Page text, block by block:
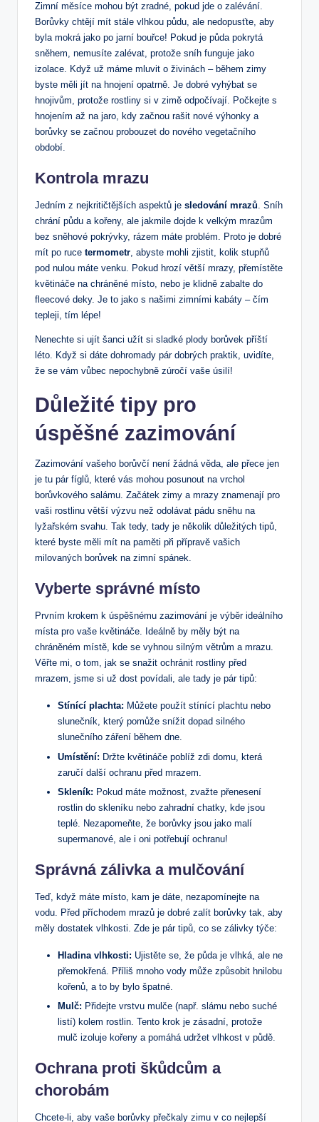
Zimní měsíce mohou být zradné, pokud‍ jde‌ o zalévání.
Borůvky chtějí​ mít stále vlhkou půdu, ale nedopusťte, aby
byla mokrá jako po jarní bouřce! Pokud je půda pokrytá
sněhem, nemusíte zalévat, protože sníh funguje jako
izolace. Když už máme‌ mluvit o živinách – během zimy
⁣byste měli jít na hnojení opatrně. Je dobré vyhýbat se⁣
hnojivům, protože​ rostliny si v zimě odpočívají. Počkejte s
hnojením až na jaro, kdy začnou rašit nové výhonky a
borůvky se začnou probouzet do nového vegetačního
období.
Kontrola mrazu
Jedním z nejkritičtějších aspektů je sledování mrazů. Sníh
chrání půdu a kořeny, ale ‌jakmile dojde k velkým mrazům
bez sněhové pokrývky, rázem máte problém. Proto ⁤je dobré
mít po ruce termometr, abyste mohli zjistit, kolik stupňů
pod nulou⁢ máte venku. Pokud hrozí větší mrazy, přemístěte
‍květináče na chráněné místo, nebo je klidně zabalte do
fleecové deky. Je to jako s ​našimi zimními kabáty – čím
tepleji, tím lépe!
Nenechte si ⁤ujít šanci užít si sladké plody borůvek příští
léto. Když ‌si dáte dohromady pár dobrých praktik, ⁤uvidíte,
že se vám vůbec⁢ nepochybně zúročí vaše úsilí!
Důležité tipy pro
úspěšné zazimování
Zazimování vašeho borůvčí ⁣není žádná věda, ale přece⁣ jen
je tu pár fíglů,‍ které vás mohou‍ posunout‌ na ⁢vrchol
borůvkového salámu. ⁣Začátek zimy a⁢ mrazy ‌znamenají pro
vaši rostlinu větší výzvu než odolávat pádu sněhu na
lyžařském svahu. Tak tedy, tady je několik důležitých tipů,
které byste měli mít na paměti při přípravě vašich
milovaných borůvek na zimní spánek.
Vyberte správné ⁢místo
Prvním krokem k úspěšnému zazimování je výběr ideálního
místa pro vaše květináče. Ideálně ⁤by měly být na
‍chráněném místě,⁣ kde ‍se vyhnou silným větrům a mrazu.
Věřte mi, o tom, jak se snažit ochránit rostliny‍ před
mrazem, jsme si už⁤ dost povídali, ale tady je pár tipů:
Stínící plachta: Můžete použít stínící plachtu nebo
⁢slunečník, který pomůže snížit dopad⁣ silného
slunečního ‌záření během dne.
Umístění: Držte květináče poblíž zdi domu,‍ která
zaručí další ochranu před mrazem.
Skleník: Pokud máte možnost, zvažte přenesení
rostlin do skleníku nebo zahradní chatky, kde jsou
teplé. Nezapomeňte, že borůvky jsou jako malí
supermanové, ale i oni‍ potřebují ochranu!
Správná zálivka a mulčování
Teď, když máte místo, kam je dáte, nezapomínejte na
vodu. Před příchodem mrazů je dobré zalít borůvky‌ tak, aby‍
měly dostatek vlhkosti. Zde je pár tipů, co se zálivky týče:
Hladina vlhkosti: Ujistěte​ se, že půda je vlhká, ale ne
přemokřená. Příliš mnoho ‍vody ⁢může způsobit ⁣hnilobu
kořenů, a to by bylo špatné.
Mulč: Přidejte⁤ vrstvu mulče (např. slámu nebo suché
listí) kolem​ rostlin. Tento krok je zásadní, protože
mulč izoluje kořeny a pomáhá udržet vlhkost v⁢ půdě.
Ochrana proti škůdcům a
chorobám
Chcete-li, aby vaše borůvky přečkaly zimu v co nejlepší